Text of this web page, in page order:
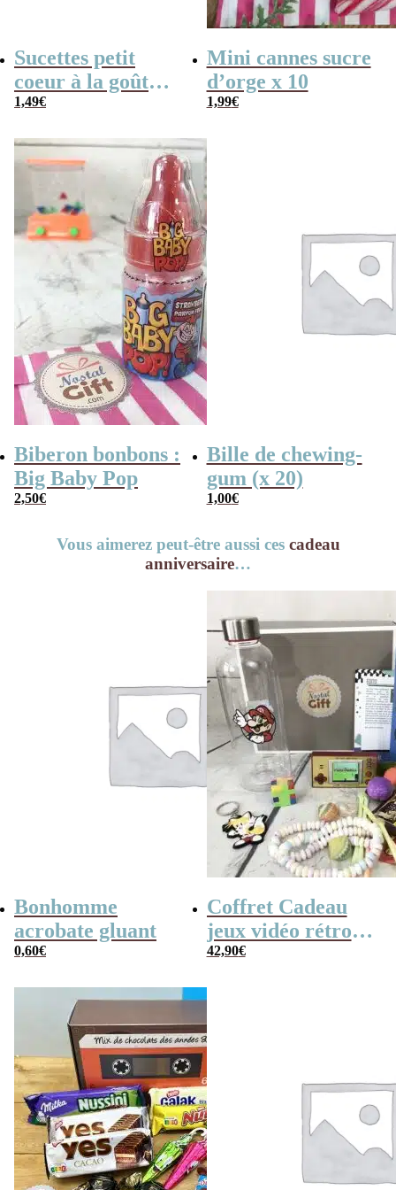
Sucettes petit
coeur à la goût
cerise x5
1,49€
Mini cannes sucre
d’orge x 10
1,99€
Biberon bonbons :
Big Baby Pop
2,50€
Bille de chewing-
gum (x 20)
1,00€
Vous aimerez peut-être aussi ces cadeau
anniversaire…
Bonhomme
acrobate gluant
0,60€
Coffret Cadeau
jeux vidéo rétro
(avec sa console de
42,90€